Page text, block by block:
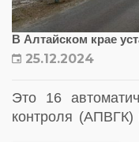
В Алтайском крае
25.12.2024
Это 16
контроля